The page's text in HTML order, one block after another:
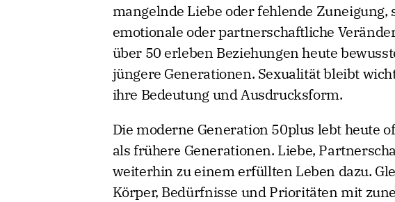
mangelnde Liebe oder fehlende
emotionale oder partnerschaftliche
über 50 erleben Beziehungen heute
jüngere Generationen. Sexualität bleibt
ihre Bedeutung und Ausdrucksform.
Die moderne Generation 50plus lebt heute
als frühere Generationen. Liebe,
weiterhin zu einem erfüllten Leben dazu.
Körper, Bedürfnisse und Prioritäten mit